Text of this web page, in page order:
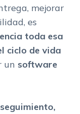
mejorar
es
toda esa
ciclo de vida
un software